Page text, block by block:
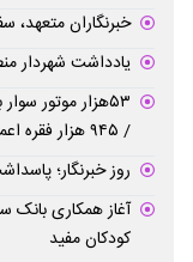
خبرنگاران متعهد،
یادداشت شهردار
۵۳هزار موتور
/ ۹۴۵ هزار فقره اعمال قانون تخلفات موتورسواران در سال ۱۴۰۵
روز خبرنگار؛
آغاز همکاری بانک
کودکان مفید